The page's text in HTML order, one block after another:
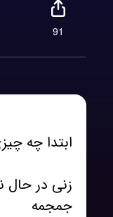
91
جمجمه